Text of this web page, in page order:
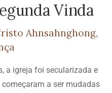
Vinda
Ahnsahnghong,
a igreja foi secularizada e
a ser mudadas